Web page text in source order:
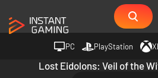
PC PlayStation
Lost Eidolons: Veil of the